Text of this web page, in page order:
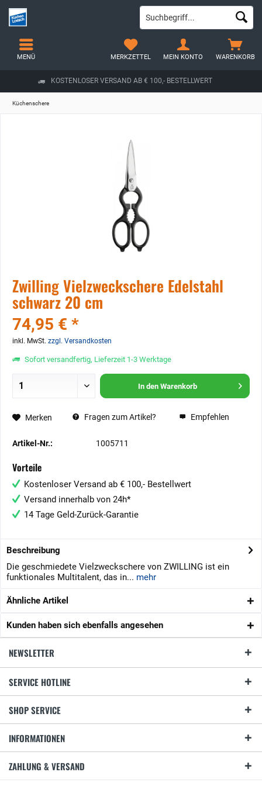
KOSTENLOSER VERSAND AB € 100,- BESTELLWERT
WARENKORB
MERKZETTEL MEIN KONTO
MENÜ
Küchenschere
Zwilling Vielzweckschere Edelstahl
schwarz 20 cm
74,95 € *
inkl. MwSt. zzgl. Versandkosten
Sofort versandfertig, Lieferzeit 1-3 Werktage
In den Warenkorb
Merken Fragen zum Artikel? Empfehlen
Artikel-Nr.: 1005711
Vorteile
Kostenloser Versand ab € 100,- Bestellwert
Versand innerhalb von 24h*
14 Tage Geld-Zurück-Garantie
Beschreibung
Die geschmiedete Vielzweckschere von ZWILLING ist ein
funktionales Multitalent, das in... mehr
Ähnliche Artikel
Kunden haben sich ebenfalls angesehen
NEWSLETTER
SERVICE HOTLINE
SHOP SERVICE
INFORMATIONEN
ZAHLUNG & VERSAND